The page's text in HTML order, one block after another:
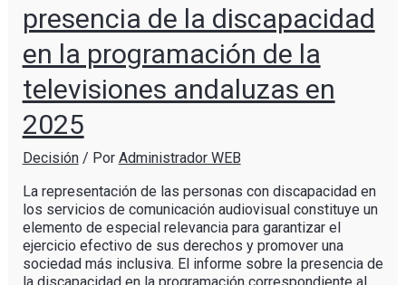
presencia de la discapacidad
en la programación de la
televisiones andaluzas en
2025
Decisión/ Por Administrador WEB
La representación de las personas con discapacidad en
los servicios de comunicación audiovisual constituye un
elemento de especial relevancia para garantizar el
ejercicio efectivo de sus derechos y promover una
sociedad más inclusiva. El informe sobre la presencia de